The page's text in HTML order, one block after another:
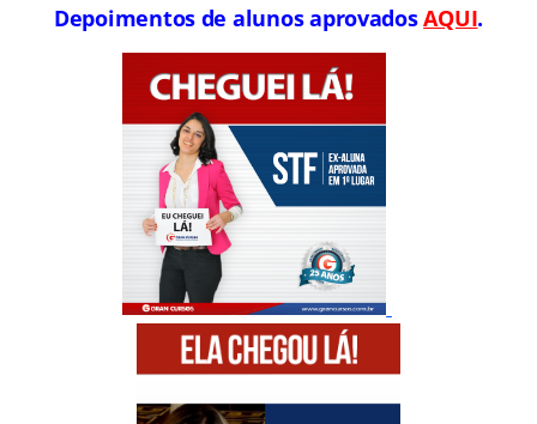
Depoimentos de alunos aprovadosAQUI.